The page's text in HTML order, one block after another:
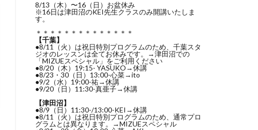
8/13（木）〜16（日）お盆休み
※16日は津田沼のKEI先生クラスのみ開講いたしま
す。
＊＊＊＊＊＊＊＊＊＊＊＊＊＊
【千葉】
●8/11（火）は祝日特別プログラムのため、千葉スタ
ジオのレッスンは全てお休みです。→津田沼での
「MIZUEスペシャル」をご利用ください
●8/20（木）19:15- YASUKO→休講
●8/23・30（日）13:00-心菜→ito
●9/2（水）19:00-祐→休講
●9/20（日）11:30-真亜子→休講
【津田沼】
●8/9（日）11:30-/13:00-KEI→休講
●8/11（火）は祝日特別プログラムのため、通常プロ
グラムとは異なります。→MIZUEスペシャル